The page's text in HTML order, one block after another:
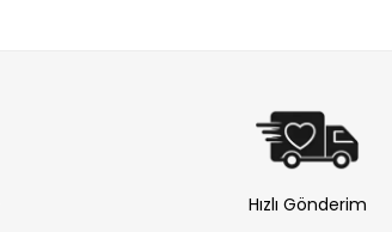
Hızlı Gönderim